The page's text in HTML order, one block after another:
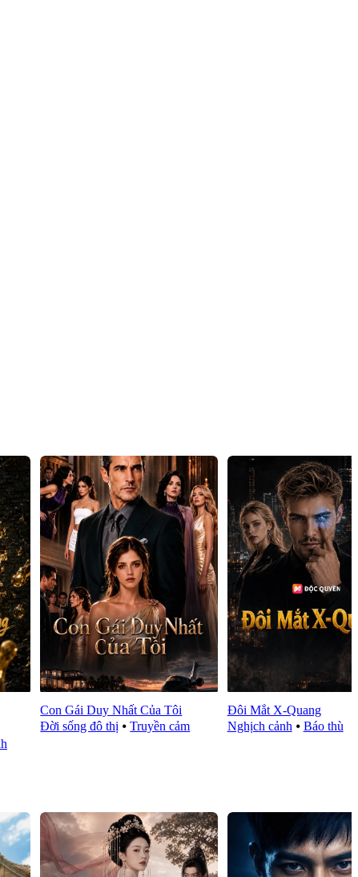
Con Gái Duy Nhất Của Tôi
Đời sống đô thị ⦁Truyền cảm
Đôi Mắt X-Quang
Nghịch cảnh ⦁ Báo thù